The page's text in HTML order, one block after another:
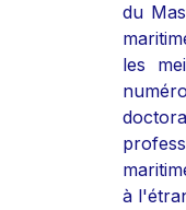
du
les
à